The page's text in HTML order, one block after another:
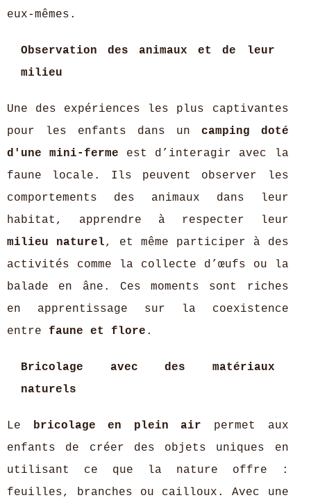
eux-mêmes.
Observation des animaux et de leur
milieu
Une des expériences les plus captivantes
pour les enfants dans un camping doté
d'une mini-ferme est d’interagir avec la
faune locale. Ils peuvent observer les
comportements des animaux dans leur
habitat, apprendre à respecter leur
milieu naturel, et même participer à des
activités comme la collecte d’œufs ou la
balade en âne. Ces moments sont riches
en apprentissage sur la coexistence
entre faune et flore .
Bricolage avec des matériaux
naturels
Le bricolage en plein air permet aux
enfants de créer des objets uniques en
utilisant ce que la nature offre :
feuilles, branches ou cailloux. Avec une